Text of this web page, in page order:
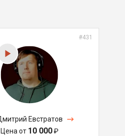
#431
Евстратов
Цена от 10 000₽